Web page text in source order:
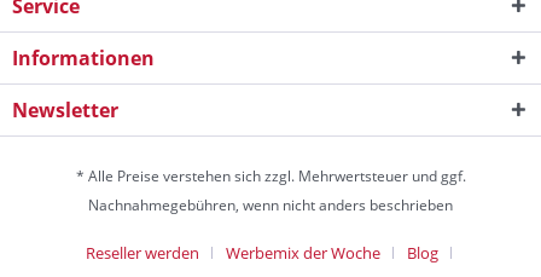
Service
Informationen
Newsletter
* Alle Preise verstehen sich zzgl. Mehrwertsteuer und ggf.
Nachnahmegebühren, wenn nicht anders beschrieben
Reseller werden Werbemix der Woche Blog